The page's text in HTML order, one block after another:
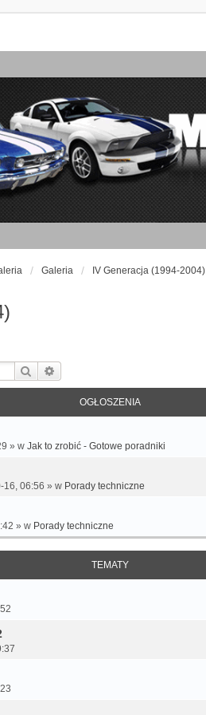
Galeria IV Generacja (1994-2004)
Szukaj
OGŁOSZENIA
» w Jak to zrobić - Gotowe poradniki
06:56 » w Porady techniczne
» w Porady techniczne
TEMATY